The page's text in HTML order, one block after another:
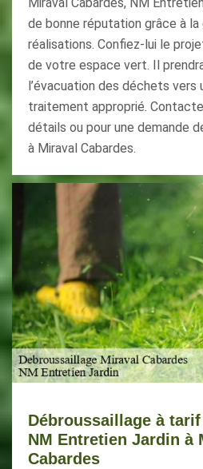
de bonne réputation grâce à
réalisations. Confiez-lui le
de votre espace vert. Il
l’évacuation des déchets vers
traitement approprié.
détails ou pour une demande
à Miraval Cabardes.
Débroussaillage à
NM Entretien Jardin à
Cabardes